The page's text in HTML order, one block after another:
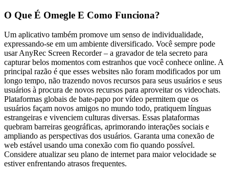
O Que É Omegle E Como Funciona?
Um aplicativo também promove um senso de individualidade,
expressando-se em um ambiente diversificado. Você sempre pode
usar AnyRec Screen Recorder – a gravador de tela secreto para
capturar belos momentos com estranhos que você conhece online. A
principal razão é que esses websites não foram modificados por um
longo tempo, não trazendo novos recursos para seus usuários e seus
usuários à procura de novos recursos para aproveitar os videochats.
Plataformas globais de bate-papo por vídeo permitem que os
usuários façam novos amigos no mundo todo, pratiquem línguas
estrangeiras e vivenciem culturas diversas. Essas plataformas
quebram barreiras geográficas, aprimorando interações sociais e
ampliando as perspectivas dos usuários. Garanta uma conexão de
web estável usando uma conexão com fio quando possível.
Considere atualizar seu plano de internet para maior velocidade se
estiver enfrentando atrasos frequentes.